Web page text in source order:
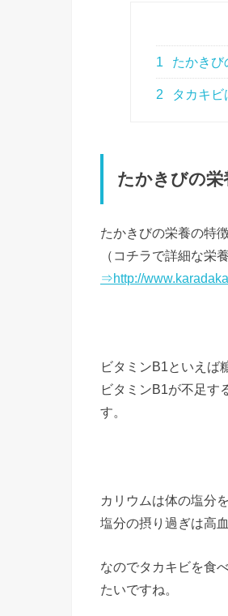
1 たかき
2 タカキビ
たかきびの
たかきびの栄養の特
（コチラで詳細な栄
⇒http://
ビタミンB1といえば
ビタミンB1が不足す
す。
カリウムは体の塩分
塩分の摂り過ぎは高
なのでタカキビを食
たいですね。